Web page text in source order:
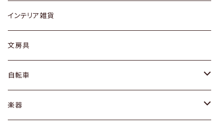
ローテーブル / サイドテーブル
デスク / コンソール
ドレッサー
シェルフ
フロアライト
リング
ピアス / イヤリング
財布
バッグ
アウター
トップス
グラス / タンブラー
カップ / マグ
プレート / ボウル
カトラリー
インテリア雑貨
文房具
自転車
dahon
楽器